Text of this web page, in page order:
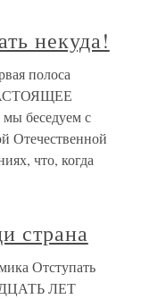
некуда!
полоса
беседуем с
Отечественной
что, когда
страна
Отступать
ЛЕТ